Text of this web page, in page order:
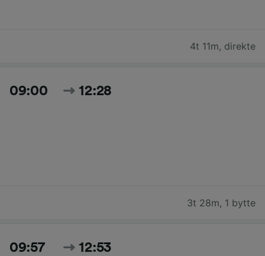
4t 11m, direkte
09:00 12:28
3t 28m, 1 bytte
09:57 12:53